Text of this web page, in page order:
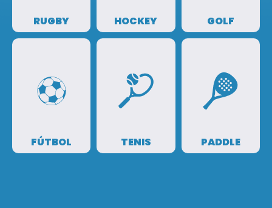
RUGBY HOCKEY GOLF
FÚTBOL TENIS PADDLE